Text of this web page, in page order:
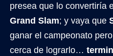
presea que lo convertiría
Grand Slam; y vaya que
ganar el campeonato
cerca de lograrlo…